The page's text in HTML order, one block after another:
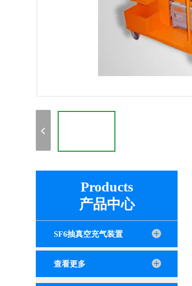
Products
产品中心
SF6抽真空充气装置
查看更多